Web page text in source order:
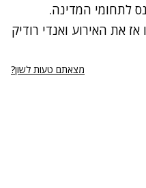
לתחומי המדינה.
את האירוע ואנדי רודיק
מצאתם טעות לשון?